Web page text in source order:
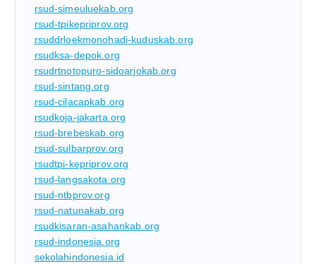
rsud-simeuluekab.org
rsud-tpikepriprov.org
rsuddrloekmonohadi-kuduskab.org
rsudksa-depok.org
rsudrtnotopuro-sidoarjokab.org
rsud-sintang.org
rsud-cilacapkab.org
rsudkoja-jakarta.org
rsud-brebeskab.org
rsud-sulbarprov.org
rsudtpi-kepriprov.org
rsud-langsakota.org
rsud-ntbprov.org
rsud-natunakab.org
rsudkisaran-asahankab.org
rsud-indonesia.org
sekolahindonesia.id